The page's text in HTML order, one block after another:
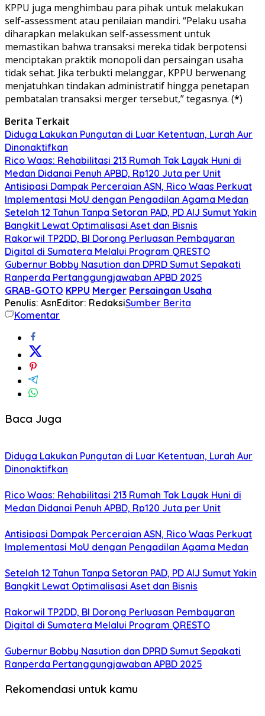
KPPU juga menghimbau para pihak untuk melakukan
self-assessment atau penilaian mandiri. “Pelaku usaha
diharapkan melakukan self-assessment untuk
memastikan bahwa transaksi mereka tidak berpotensi
menciptakan praktik monopoli dan persaingan usaha
tidak sehat. Jika terbukti melanggar, KPPU berwenang
menjatuhkan tindakan administratif hingga penetapan
pembatalan transaksi merger tersebut,” tegasnya. (*)
Berita Terkait
Diduga Lakukan Pungutan di Luar Ketentuan, Lurah Aur
Dinonaktifkan
Rico Waas: Rehabilitasi 213 Rumah Tak Layak Huni di
Medan Didanai Penuh APBD, Rp120 Juta per Unit
Antisipasi Dampak Perceraian ASN, Rico Waas Perkuat
Implementasi MoU dengan Pengadilan Agama Medan
Setelah 12 Tahun Tanpa Setoran PAD, PD AIJ Sumut Yakin
Bangkit Lewat Optimalisasi Aset dan Bisnis
Rakorwil TP2DD, BI Dorong Perluasan Pembayaran
Digital di Sumatera Melalui Program QRESTO
Gubernur Bobby Nasution dan DPRD Sumut Sepakati
Ranperda Pertanggungjawaban APBD 2025
GRAB-GOTO KPPU Merger Persaingan Usaha
Penulis: AsnEditor: RedaksiSumber Berita
Komentar
Baca Juga
Diduga Lakukan Pungutan di Luar Ketentuan, Lurah Aur
Dinonaktifkan
Rico Waas: Rehabilitasi 213 Rumah Tak Layak Huni di
Medan Didanai Penuh APBD, Rp120 Juta per Unit
Antisipasi Dampak Perceraian ASN, Rico Waas Perkuat
Implementasi MoU dengan Pengadilan Agama Medan
Setelah 12 Tahun Tanpa Setoran PAD, PD AIJ Sumut Yakin
Bangkit Lewat Optimalisasi Aset dan Bisnis
Rakorwil TP2DD, BI Dorong Perluasan Pembayaran
Digital di Sumatera Melalui Program QRESTO
Gubernur Bobby Nasution dan DPRD Sumut Sepakati
Ranperda Pertanggungjawaban APBD 2025
Rekomendasi untuk kamu